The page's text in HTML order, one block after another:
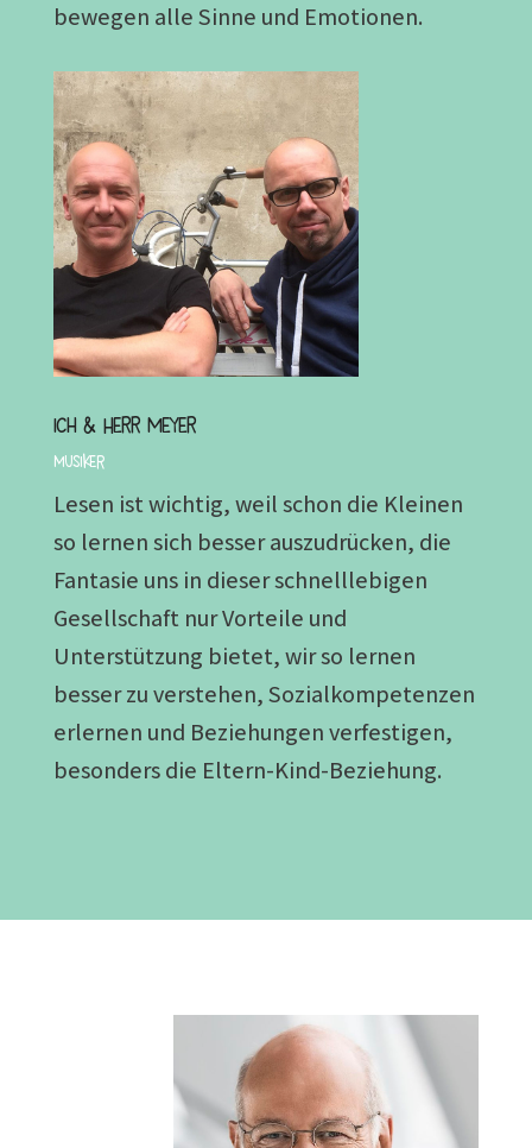
bewegen alle Sinne und Emotionen.
Ich & Herr Meyer
Musiker
Lesen ist wichtig, weil schon die Kleinen
so lernen sich besser auszudrücken, die
Fantasie uns in dieser schnelllebigen
Gesellschaft nur Vorteile und
Unterstützung bietet, wir so lernen
besser zu verstehen, Sozialkompetenzen
erlernen und Beziehungen verfestigen,
besonders die Eltern-Kind-Beziehung.